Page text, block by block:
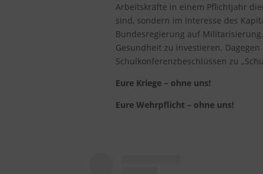
Arbeitskräfte in einem Pflichtjahr
sind, sondern im Interesse des
Bundesregierung auf
Gesundheit zu investieren.
Schulkonferenzbeschlüssen zu
Eure Kriege – ohne uns!
Eure Wehrpflicht – ohne uns!